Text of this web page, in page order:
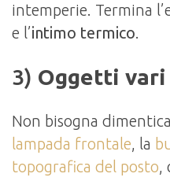
intemperie. Termina
e l’intimo termico.
3) Oggetti vari
Non bisogna
lampada frontale, la
topografica del posto,